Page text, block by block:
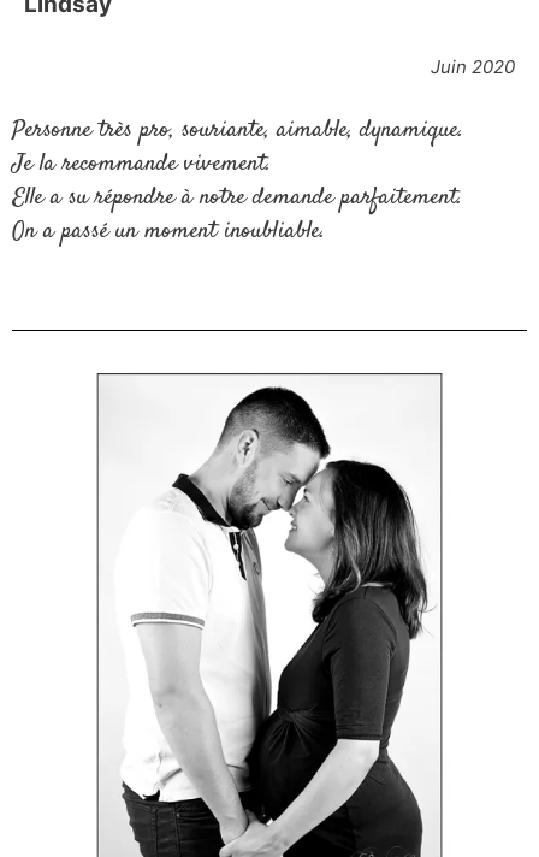
Juin 2020
Personne très pro, souriante, aimable, dynamique.
Je la recommande vivement.
Elle a su répondre à notre demande parfaitement.
On a passé un moment inoubliable.